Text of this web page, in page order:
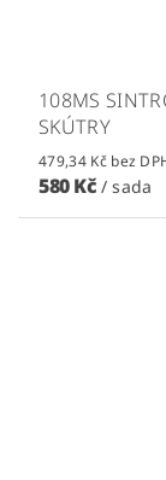
108MS
SKÚTRY
479,34 Kč bez
580 Kč / sada